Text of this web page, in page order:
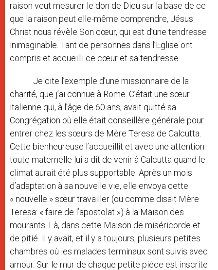
raison veut mesurer le don de Dieu sur la base de ce
que la raison peut elle-même comprendre, Jésus
Christ nous révèle Son cœur, qui est d’une tendresse
inimaginable. Tant de personnes dans l’Eglise ont
compris et accueilli ce cœur et sa tendresse.
Je cite l’exemple d’une missionnaire de la
charité, que j’ai connue à Rome. C’était une sœur
italienne qui, à l’âge de 60 ans, avait quitté sa
Congrégation où elle était conseillère générale pour
entrer chez les sœurs de Mère Teresa de Calcutta.
Cette bienheureuse l’accueillit et avec une attention
toute maternelle lui a dit de venir à Calcutta quand le
climat aurait été plus supportable. Après un mois
d’adaptation à sa nouvelle vie, elle envoya cette
« nouvelle » sœur travailler (ou comme disait Mère
Teresa: « faire de l’apostolat ») à la Maison des
mourants. Là, dans cette Maison de miséricorde et
de pitié il y avait, et il y a toujours, plusieurs petites
chambres où les malades terminaux sont suivis avec
amour. Sur le mur de chaque petite pièce est inscrite